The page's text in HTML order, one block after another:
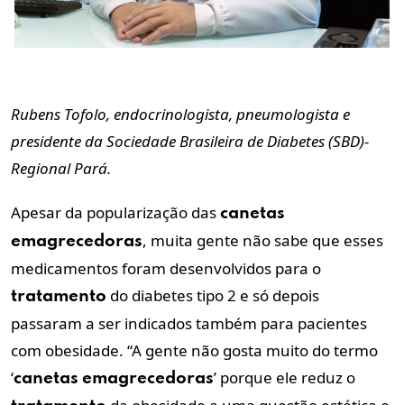
Rubens Tofolo, endocrinologista, pneumologista e
presidente da Sociedade Brasileira de Diabetes (SBD)-
Regional Pará.
Apesar da popularização das canetas
emagrecedoras, muita gente não sabe que esses
medicamentos foram desenvolvidos para o
tratamento do diabetes tipo 2 e só depois
passaram a ser indicados também para pacientes
com obesidade. “A gente não gosta muito do termo
‘canetas emagrecedoras’ porque ele reduz o